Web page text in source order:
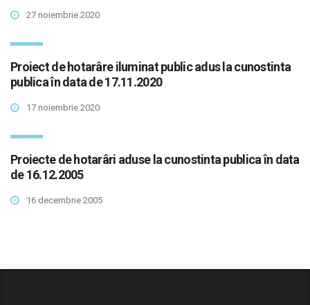
27 noiembrie 2020
Proiect de hotarâre iluminat public adus la cunostinta
publica în data de 17.11.2020
17 noiembrie 2020
Proiecte de hotarâri aduse la cunostinta publica în data
de 16.12.2005
16 decembrie 2005